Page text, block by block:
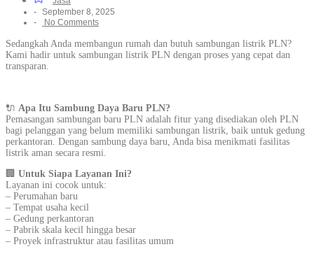
- September 8, 2025
- No Comments
Sedangkah Anda membangun rumah dan butuh sambungan listrik PLN?
Kami hadir untuk sambungan listrik PLN dengan proses yang cepat dan
transparan.
🔌 Apa Itu Sambung Daya Baru PLN?
Pemasangan sambungan baru PLN adalah fitur yang disediakan oleh PLN
bagi pelanggan yang belum memiliki sambungan listrik, baik untuk gedung
perkantoran. Dengan sambung daya baru, Anda bisa menikmati fasilitas
listrik aman secara resmi.
🏢 Untuk Siapa Layanan Ini?
Layanan ini cocok untuk:
– Perumahan baru
– Tempat usaha kecil
– Gedung perkantoran
– Pabrik skala kecil hingga besar
– Proyek infrastruktur atau fasilitas umum